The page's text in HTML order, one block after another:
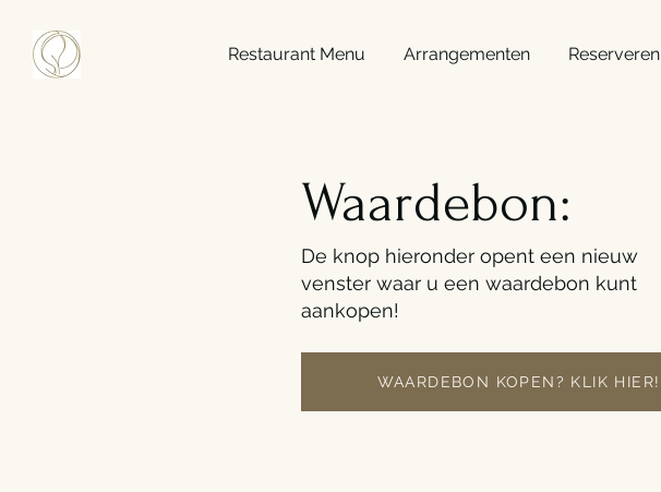
Restaurant Menu Arrangementen Reserveren
WAARDEBON KOPEN? KLIK HIER!
Waardebon:
De knop hieronder opent een nieuw
venster waar u een waardebon kunt
aankopen!